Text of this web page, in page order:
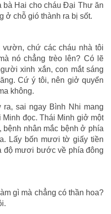
Hai cho cháu Đại Thư ăn
ở chỗ gió thành ra bị sốt.
chứ các cháu nhà tôi
nó chẳng trèo lên? Có lẽ
xinh xắn, con mắt sáng
Cứ ý tôi, nên giở quyển
không.
sai ngay Bình Nhi mang
đọc. Thái Minh giở một
bệnh nhân mắc bệnh ở phía
Lấy bốn mươi tờ giấy tiền
độ mươi bước về phía đông
gì mà chẳng có thần hoa?